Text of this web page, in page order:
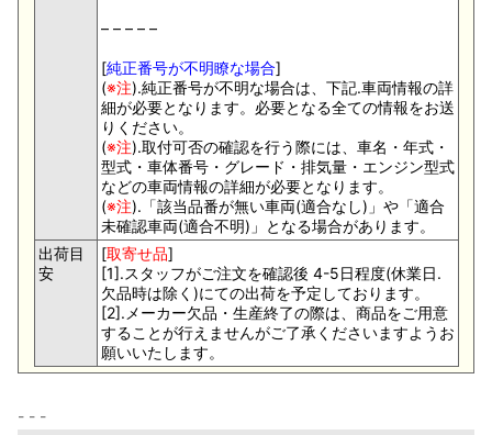
– – – – –
[純正番号が不明瞭な場合]
(※注).純正番号が不明な場合は、下記.車両情報の詳
細が必要となります。必要となる全ての情報をお送
りください。
(※注).取付可否の確認を行う際には、車名・年式・
型式・車体番号・グレード・排気量・エンジン型式
などの車両情報の詳細が必要となります。
(※注).「該当品番が無い車両(適合なし)」や「適合
未確認車両(適合不明)」となる場合があります。
出荷目
安
[取寄せ品]
[1].スタッフがご注文を確認後 4-5日程度(休業日.
欠品時は除く)にての出荷を予定しております。
[2].メーカー欠品・生産終了の際は、商品をご用意
することが行えませんがご了承くださいますようお
願いいたします。